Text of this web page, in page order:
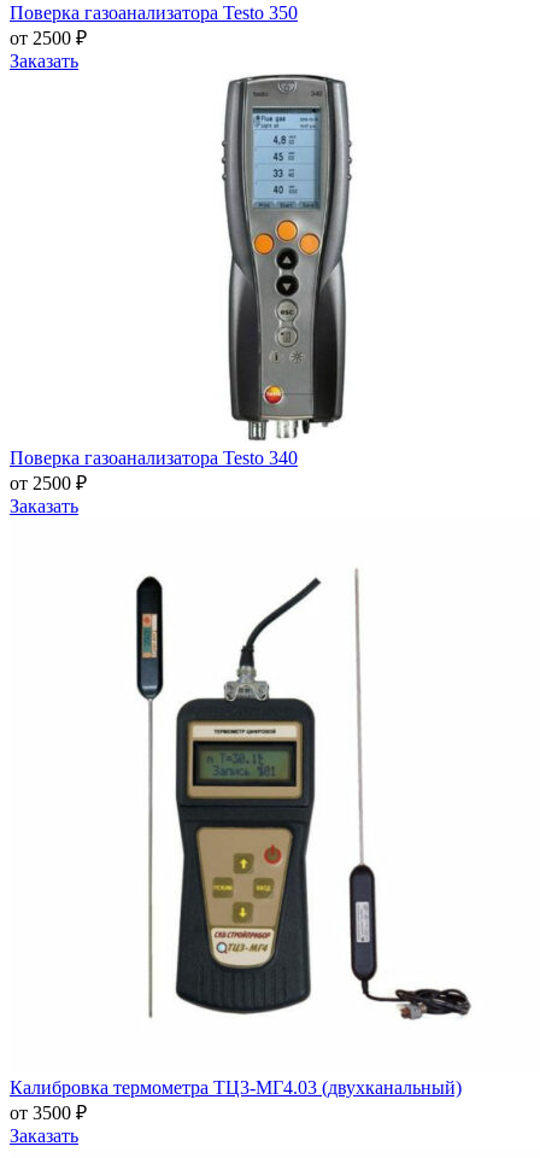
Поверка газоанализатора Testo 350
от 2500 ₽
Заказать
Поверка газоанализатора Testo 340
от 2500 ₽
Заказать
Калибровка термометра ТЦ3-МГ4.03 (двухканальный)
от 3500 ₽
Заказать